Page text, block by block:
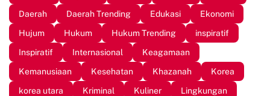
Daerah
Daerah Trending Edukasi
Ekonomi
Hujum
Hukum Hukum Trending
inspiratif
Inspiratif
Internasional
Keagamaan
Kemanusiaan
Kesehatan Khazanah
Korea
korea utara
Kriminal Kuliner
Lingkungan